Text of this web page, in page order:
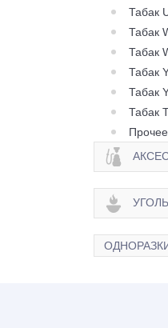
Табак
Табак
Табак
Табак
Табак
Табак
Прочее
УГОЛЬ